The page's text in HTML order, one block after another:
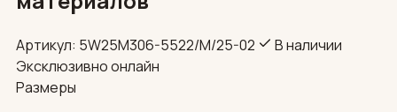
Артикул: 5W25M306-5522/М/25-02
В наличии
Эксклюзивно онлайн
Размеры